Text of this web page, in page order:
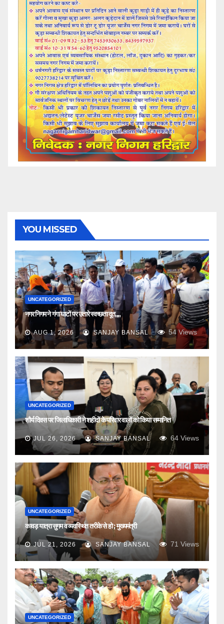
YOU MISSED
UNCATEGORIZED
नगर निगम ने गंगा घाटों पर उतारे स्वच्छता दूत,,,,
AUG 1, 2026 SANJAY BANSAL 54Views
UNCATEGORIZED
शौर्य दिवस पर जिलाधिकारी ने शहीदों के परिवार वालों को किया सम्मानित
JUL 26, 2026 SANJAY BANSAL 64 Views
UNCATEGORIZED
कावड़ यात्रा सुगम व व्यवस्थित तरीके से हो ; मुख्यमंत्री
JUL 21, 2026 SANJAY BANSAL 71 Views
UNCATEGORIZED